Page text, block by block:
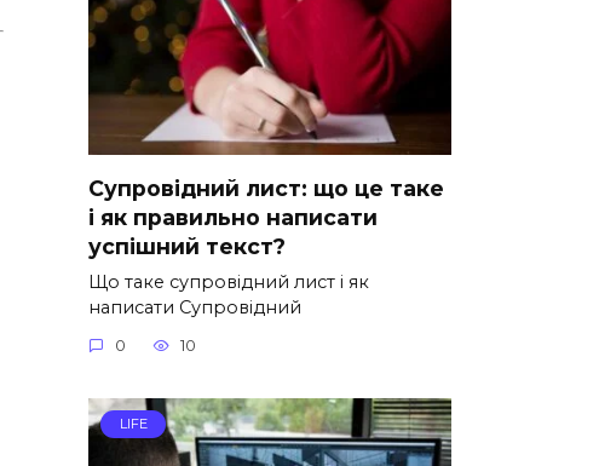
Супровідний лист: що це таке
і як правильно написати
успішний текст?
Що таке супровідний лист і як
написати Супровідний
0 10
LIFE